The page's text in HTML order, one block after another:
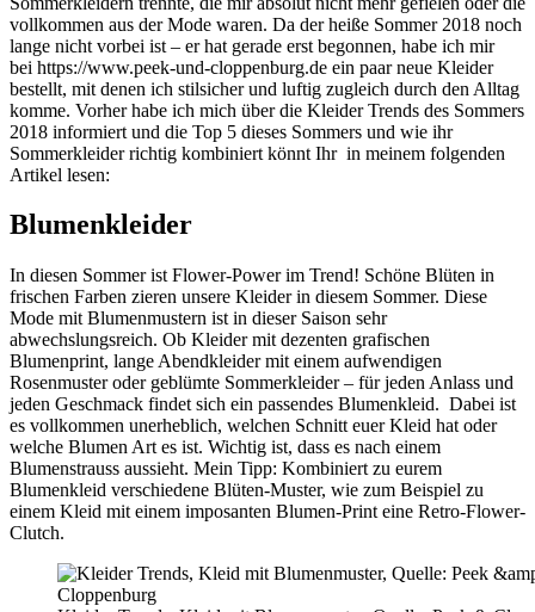
vollkommen aus der Mode waren. Da der heiße Sommer 2018 noch
lange nicht vorbei ist – er hat gerade erst begonnen, habe ich mir
bei https://www.peek-und-cloppenburg.de ein paar neue Kleider
bestellt, mit denen ich stilsicher und luftig zugleich durch den Alltag
komme. Vorher habe ich mich über die Kleider Trends des Sommers
2018 informiert und die Top 5 dieses Sommers und wie ihr
Sommerkleider richtig kombiniert könnt Ihr in meinem folgenden
Artikel lesen:
Blumenkleider
In diesen Sommer ist Flower-Power im Trend! Schöne Blüten in
frischen Farben zieren unsere Kleider in diesem Sommer. Diese
Mode mit Blumenmustern ist in dieser Saison sehr
abwechslungsreich. Ob Kleider mit dezenten grafischen
Blumenprint, lange Abendkleider mit einem aufwendigen
Rosenmuster oder geblümte Sommerkleider – für jeden Anlass und
jeden Geschmack findet sich ein passendes Blumenkleid. Dabei ist
es vollkommen unerheblich, welchen Schnitt euer Kleid hat oder
welche Blumen Art es ist. Wichtig ist, dass es nach einem
Blumenstrauss aussieht. Mein Tipp: Kombiniert zu eurem
Blumenkleid verschiedene Blüten-Muster, wie zum Beispiel zu
einem Kleid mit einem imposanten Blumen-Print eine Retro-Flower-
Clutch.